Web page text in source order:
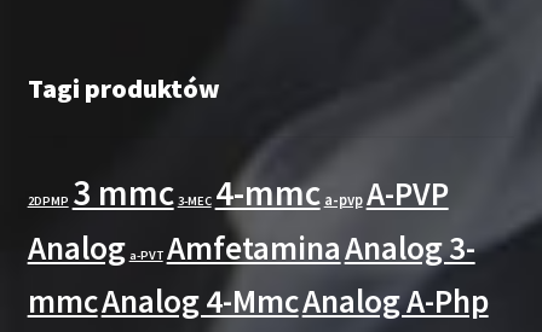
Tagi produktów
2DPMP 3 mmc 3-MEC 4-mmc a-pvp A-PVP
Analog a-PVT AmfetaminaAnalog 3-
mmcAnalog 4-MmcAnalog A-Php